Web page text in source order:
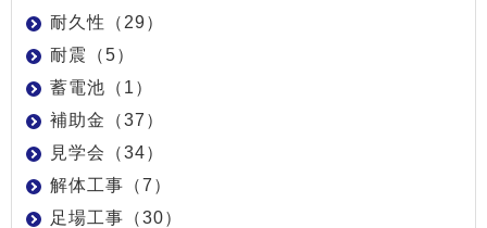
耐久性（29）
耐震（5）
蓄電池（1）
補助金（37）
見学会（34）
解体工事（7）
足場工事（30）